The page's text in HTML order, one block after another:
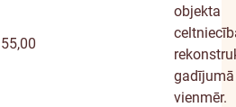
55,00
objekta
gadījumā
vienmēr.